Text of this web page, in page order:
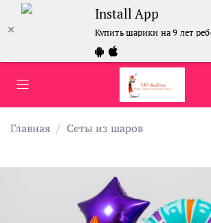
Install App
Купить шарики на 9 лет
Главная Сеты из шаров